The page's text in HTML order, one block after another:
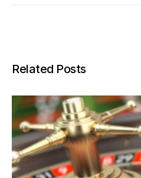
Related Posts